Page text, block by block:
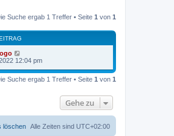
Suche ergab 1 Treffer • Seite 1 von 1
12:04 pm
Suche ergab 1 Treffer • Seite 1 von 1
Gehe zu
Alle Zeiten sind UTC+02:00
löschen